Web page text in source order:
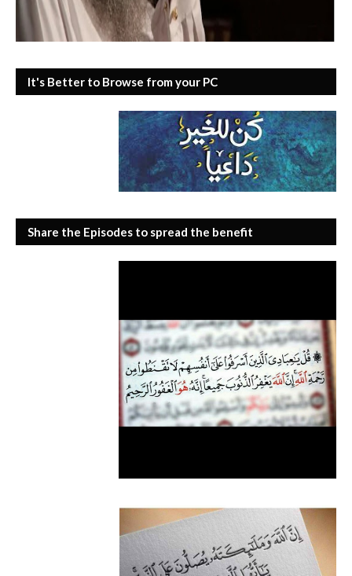
It's Better to Browse from your PC
Share the Episodes to spread the benefit